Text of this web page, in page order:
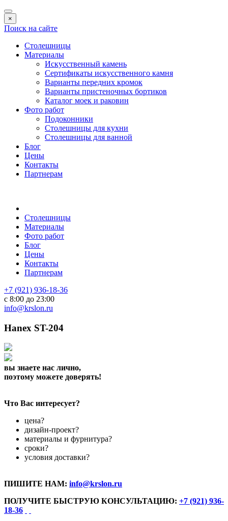
×
Поиск на сайте
Столешницы
Материалы
Искусственный камень
Сертификаты искусственного камня
Варианты передних кромок
Варианты пристеночных бортиков
Каталог моек и раковин
Фото работ
Подоконники
Столешницы для кухни
Столешницы для ванной
Блог
Цены
Контакты
Партнерам
Столешницы
Материалы
Фото работ
Блог
Цены
Контакты
Партнерам
+7 (921) 936-18-36
с 8:00 до 23:00
info@krslon.ru
Hanex ST-204
вы знаете нас лично,
поэтому можете доверять!
Что Вас интересует?
цена?
дизайн-проект?
материалы и фурнитура?
сроки?
условия доставки?
ПИШИТЕ НАМ: info@krslon.ru
ПОЛУЧИТЕ БЫСТРУЮ КОНСУЛЬТАЦИЮ: +7 (921) 936-
18-36